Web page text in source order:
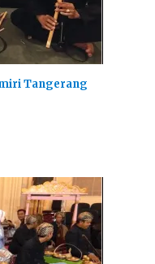
Tangerang